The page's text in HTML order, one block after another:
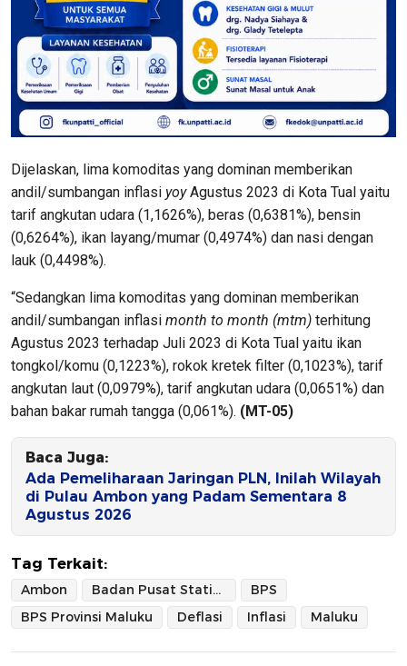
Dijelaskan, lima komoditas yang dominan memberikan
andil/sumbangan inflasi yoyAgustus 2023 di Kota Tual yaitu
tarif angkutan udara (1,1626%), beras (0,6381%), bensin
(0,6264%), ikan layang/mumar (0,4974%) dan nasi dengan
lauk (0,4498%).
“Sedangkan lima komoditas yang dominan memberikan
andil/sumbangan inflasi month to month (mtm) terhitung
Agustus 2023 terhadap Juli 2023 di Kota Tual yaitu ikan
tongkol/komu (0,1223%), rokok kretek filter (0,1023%), tarif
angkutan laut (0,0979%), tarif angkutan udara (0,0651%) dan
bahan bakar rumah tangga (0,061%). (MT-05)
Baca Juga:
Ada Pemeliharaan Jaringan PLN, Inilah Wilayah
di Pulau Ambon yang Padam Sementara 8
Agustus 2026
Tag Terkait:
Ambon Badan Pusat Statistik
BPS
BPS Provinsi Maluku
Deflasi Inflasi Maluku